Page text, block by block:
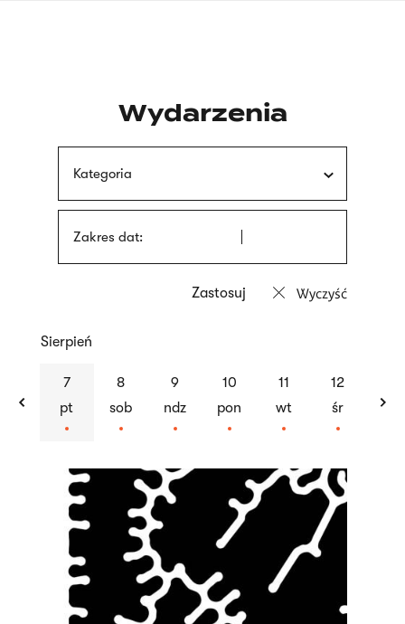
Wydarzenia
Kategoria
Zakres dat:
Wyczyść
previous
Sierpień
7
pt
8
sob
9
ndz
10
pon
11
wt
12
śr
artykułów